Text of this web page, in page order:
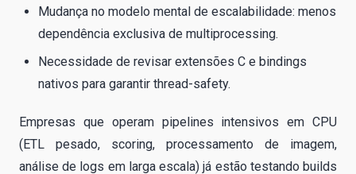
Mudança no modelo mental de escalabilidade: menos
dependência exclusiva de multiprocessing.
Necessidade de revisar extensões C e bindings
nativos para garantir thread-safety.
Empresas que operam pipelines intensivos em CPU
(ETL pesado, scoring, processamento de imagem,
análise de logs em larga escala) já estão testando builds